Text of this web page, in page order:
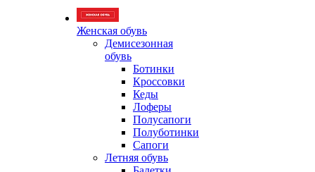
Женская обувь
Демисезонная
обувь
Ботинки
Кроссовки
Кеды
Лоферы
Полусапоги
Полуботинки
Сапоги
Летняя обувь